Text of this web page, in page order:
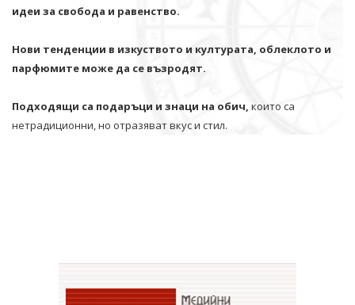
идеи за свобода и равенство.
Нови тенденции в изкуството и културата, облеклото и
парфюмите може да се възродят.
Подходящи са подаръци и знаци на обич, които са
нетрадиционни, но отразяват вкус и стил.